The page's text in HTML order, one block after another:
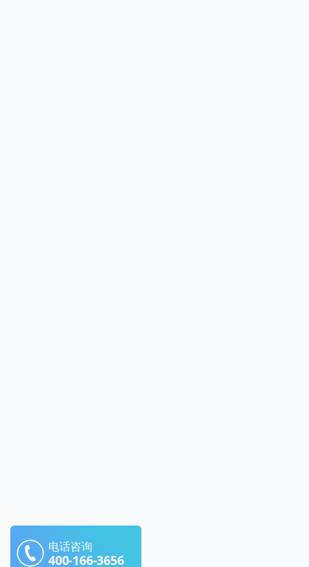
电话咨询
400-166-3656